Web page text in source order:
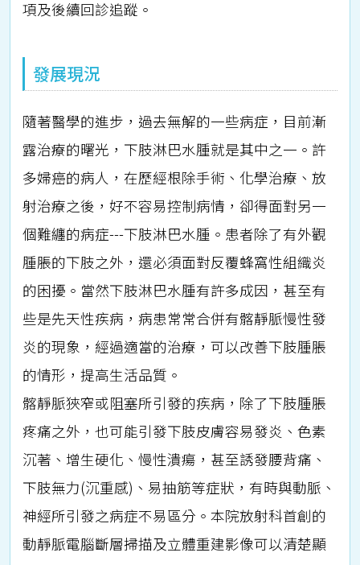
項及後續回診追蹤。
發展現況
隨著醫學的進步，過去無解的一些病症，目前漸
露治療的曙光，下肢淋巴水腫就是其中之一。許
多婦癌的病人，在歷經根除手術、化學治療、放
射治療之後，好不容易控制病情，卻得面對另一
個難纏的病症---下肢淋巴水腫。患者除了有外觀
腫脹的下肢之外，還必須面對反覆蜂窩性組織炎
的困擾。當然下肢淋巴水腫有許多成因，甚至有
些是先天性疾病，病患常常合併有髂靜脈慢性發
炎的現象，經過適當的治療，可以改善下肢腫脹
的情形，提高生活品質。
髂靜脈狹窄或阻塞所引發的疾病，除了下肢腫脹
疼痛之外，也可能引發下肢皮膚容易發炎、色素
沉著、增生硬化、慢性潰瘍，甚至誘發腰背痛、
下肢無力(沉重感)、易抽筋等症狀，有時與動脈、
神經所引發之病症不易區分。本院放射科首創的
動靜脈電腦斷層掃描及立體重建影像可以清楚顯